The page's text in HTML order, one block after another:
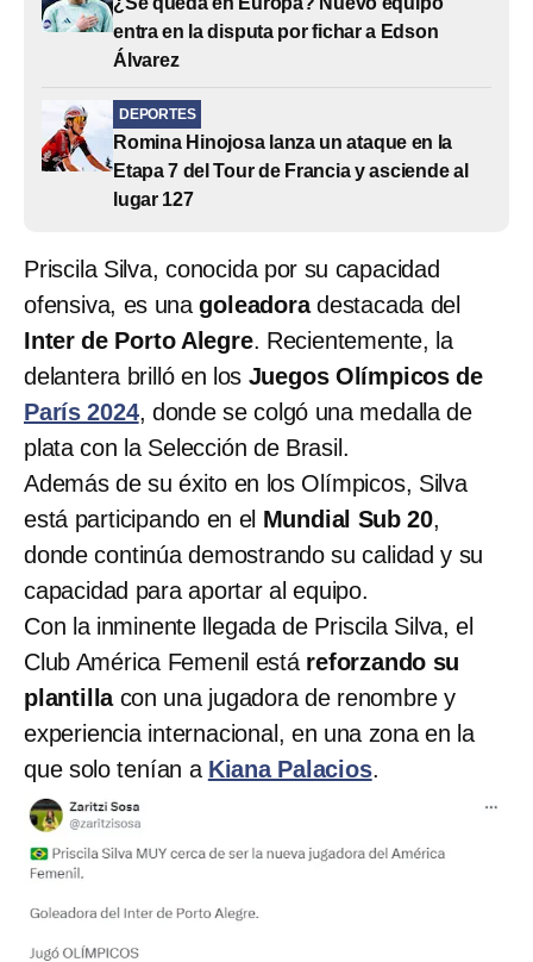
entra en la disputa por fichar a Edson
Álvarez
DEPORTES
Romina Hinojosa lanza un ataque en la
Etapa 7 del Tour de Francia y asciende al
lugar 127
Priscila Silva, conocida por su capacidad
ofensiva, es unagoleadoradestacada del
Inter de Porto Alegre. Recientemente, la
delantera brilló en los Juegos Olímpicos de
París 2024, donde se colgó una medalla de
plata con la Selección de Brasil.
Además de su éxito en los Olímpicos, Silva
está participando en el Mundial Sub 20,
donde continúa demostrando su calidad y su
capacidad para aportar al equipo.
Con la inminente llegada de Priscila Silva, el
Club América Femenil está reforzando su
plantillacon una jugadora de renombre y
experiencia internacional, en una zona en la
que solo tenían a Kiana Palacios.